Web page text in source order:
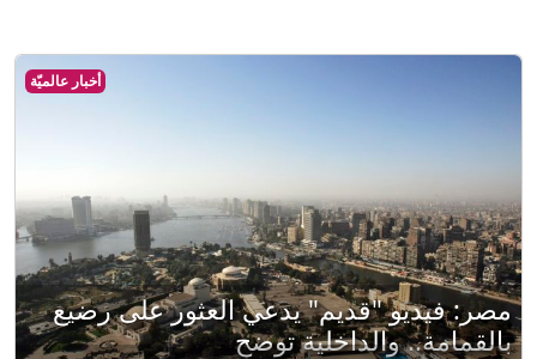
أخبار عالميّة
مصر: فيديو "قديم" يدعي العثور على رضيع
بالقمامة.. والداخلية توضح